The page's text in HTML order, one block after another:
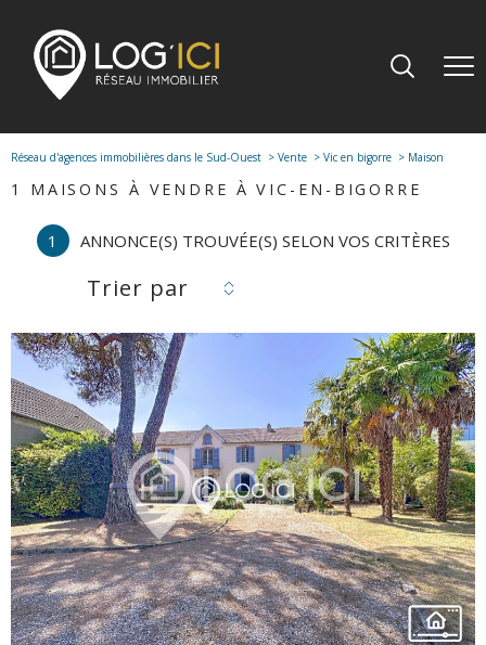
Réseau d'agences immobilières dans le Sud-Ouest Vente Vic en bigorre Maison
1 MAISONS À VENDRE À VIC-EN-BIGORRE
1 ANNONCE(S) TROUVÉE(S) SELON VOS CRITÈRES
Trier par
voir le
bien